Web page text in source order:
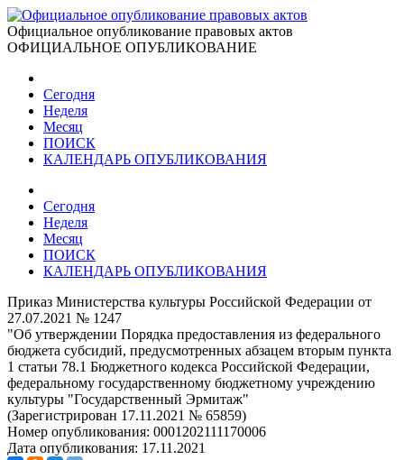
Официальное опубликование правовых актов
ОФИЦИАЛЬНОЕ ОПУБЛИКОВАНИЕ
Сегодня
Неделя
Месяц
ПОИСК
КАЛЕНДАРЬ ОПУБЛИКОВАНИЯ
Сегодня
Неделя
Месяц
ПОИСК
КАЛЕНДАРЬ ОПУБЛИКОВАНИЯ
Приказ Министерства культуры Российской Федерации от
27.07.2021 № 1247
"Об утверждении Порядка предоставления из федерального
бюджета субсидий, предусмотренных абзацем вторым пункта
1 статьи 78.1 Бюджетного кодекса Российской Федерации,
федеральному государственному бюджетному учреждению
культуры "Государственный Эрмитаж"
(Зарегистрирован 17.11.2021 № 65859)
Номер опубликования: 0001202111170006
Дата опубликования: 17.11.2021